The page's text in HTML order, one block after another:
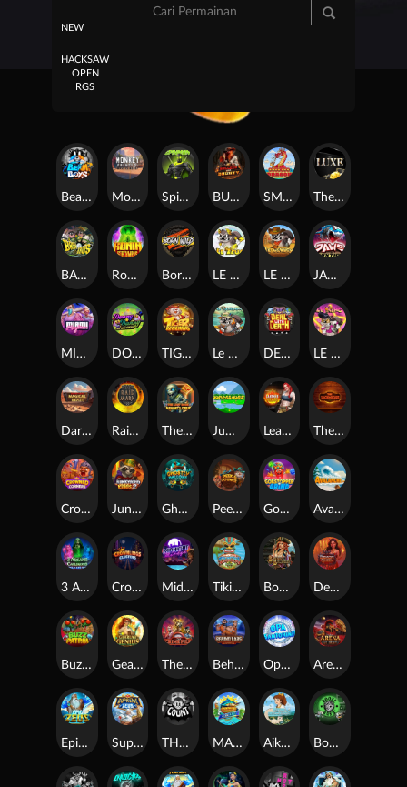
NEW
HACKSAW
OPEN
RGS
Beam Boys Monkey Frenzy 2: Boss is Here! Spinman BULLETS AND BOUNTY SMOKING DRAGON The Luxe
BASH BROS Ronin Stackways Born Wild LE ZEUS LE COWBOY JAWS OF JUSTICE
MIAMI MAYHEM DONNY AND DANNY TIGER LEGENDS Le Fisherman DEAL WITH DEATH LE KING
Darkside Prairie: Magical Beast Raidmark The Lost Book of Mummy’s Curse Jumpasaurs Leatherheads The Jack & Rose
Crowned Corners Junkyard Kings 2 Ghostly Hallows Peek & Pounce Gobstopper Grind Avalanche
3 Arcane Cauldrons Crownlings Clusters Midnight Mirage Tikitopia BoosterBelt Bonnie's Buccaneers Demon Queen
Buzz Patrol Gearlab Genius The Crime File Behind Bars: Masterplan Opa Santorini! Arena of Iron
Epic Ze Zeus Supreme Zeus THE COUNT MARLIN MASTERS: THE BIG HAUL Aiko and the Wind Spirit Booze Bash